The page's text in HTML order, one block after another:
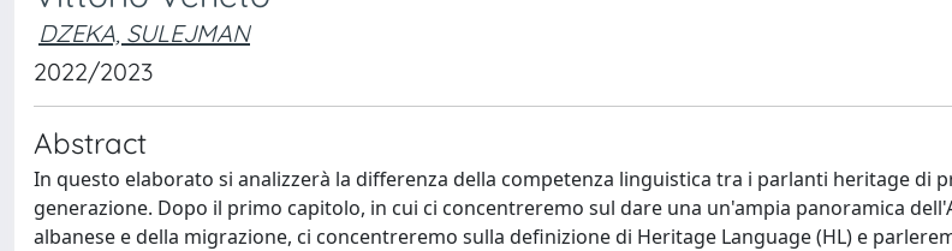
DZEKA, SULEJMAN
2022/2023
Abstract
In questo elaborato si analizzerà la differenza della competenza linguistica tra i parlanti heritage di
generazione. Dopo il primo capitolo, in cui ci concentreremo sul dare una un'ampia panoramica
albanese e della migrazione, ci concentreremo sulla definizione di Heritage Language (HL) e